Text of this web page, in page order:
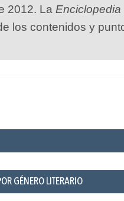
2012. La Enciclopedia
los contenidos y
GÉNERO LITERARIO